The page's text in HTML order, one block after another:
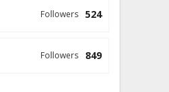
524
Followers
849
Followers